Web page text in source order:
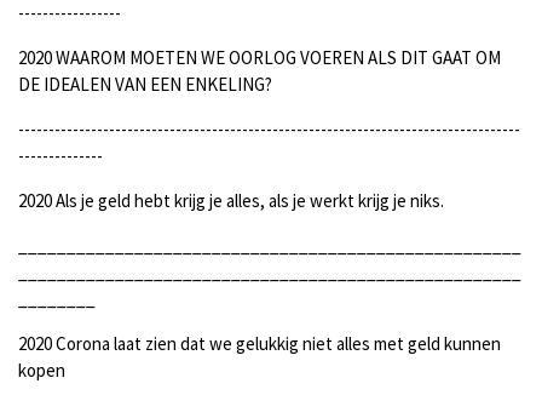
-----------------
2020 WAAROM MOETEN WE OORLOG VOEREN ALS DIT GAAT OM
DE IDEALEN VAN EEN ENKELING?
-----------------------------------------------------------------------------------
--------------
2020 Als je geld hebt krijg je alles, als je werkt krijg je niks.
2020 Corona laat zien dat we gelukkig niet alles met geld kunnen
kopen